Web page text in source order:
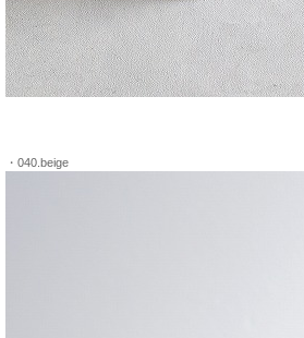
・040.beige